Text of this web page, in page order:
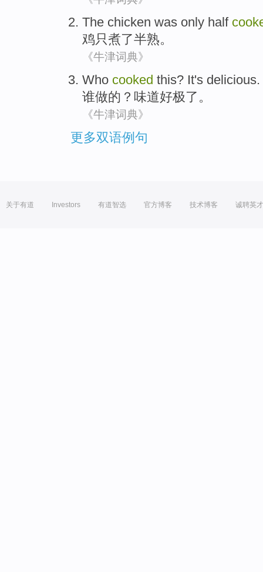
The chicken was only half
鸡只煮了半熟。
《牛津词典》
Who cooked this? It's delicious.
谁做的？味道好极了 。
《牛津词典》
更多双语例句
关于有道 Investors 有道智选 官方博客 技术博客 诚聘英才